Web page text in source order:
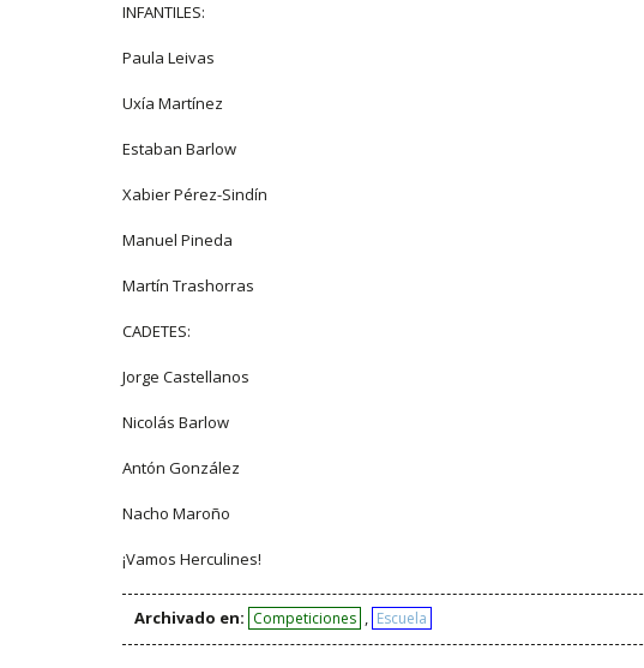
INFANTILES:
Paula Leivas
Uxía Martínez
Estaban Barlow
Xabier Pérez-Sindín
Manuel Pineda
Martín Trashorras
CADETES:
Jorge Castellanos
Nicolás Barlow
Antón González
Nacho Maroño
¡Vamos Herculines!
Archivado en: Competiciones , Escuela